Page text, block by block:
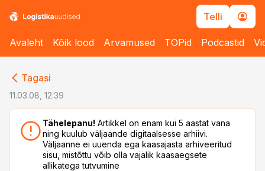
Telli
Avaleht Kõik lood Arvamused TOPid Podcastid
Tagasi
11.03.08, 12:39
Tähelepanu! Artikkel on enam kui 5 aastat vana
ning kuulub väljaande digitaalsesse arhiivi.
Väljaanne ei uuenda ega kaasajasta arhiveeritud
sisu, mistõttu võib olla vajalik kaasaegsete
allikatega tutvumine